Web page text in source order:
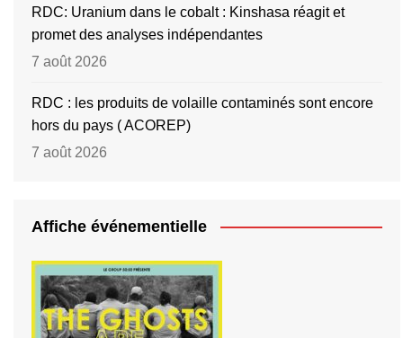
RDC: Uranium dans le cobalt : Kinshasa réagit et
promet des analyses indépendantes
7 août 2026
RDC : les produits de volaille contaminés sont encore
hors du pays ( ACOREP)
7 août 2026
Affiche événementielle